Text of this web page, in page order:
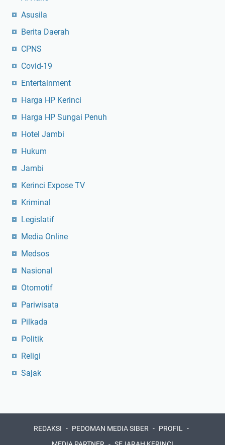
Asusila
Berita Daerah
CPNS
Covid-19
Entertainment
Harga HP Kerinci
Harga HP Sungai Penuh
Hotel Jambi
Hukum
Jambi
Kerinci Expose TV
Kriminal
Legislatif
Media Online
Medsos
Nasional
Otomotif
Pariwisata
Pilkada
Politik
Religi
Sajak
REDAKSI PEDOMAN MEDIA SIBER
PROFIL